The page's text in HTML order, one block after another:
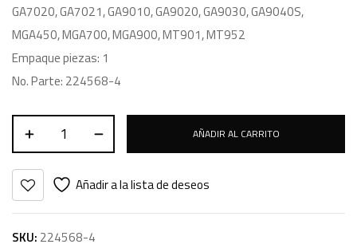
GA7020, GA7021, GA9010, GA9020, GA9030, GA9040S,
MGA450, MGA700, MGA900, MT901, MT952
Empaque piezas: 1
No. Parte: 224568-4
AÑADIR AL CARRITO
Añadir a la lista de deseos
SKU: 224568-4